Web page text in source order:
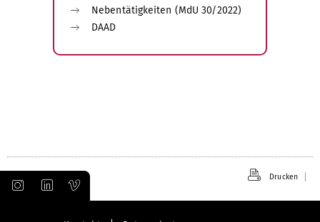
Nebentätigkeiten (MdU 30/2022)
DAAD
Drucken